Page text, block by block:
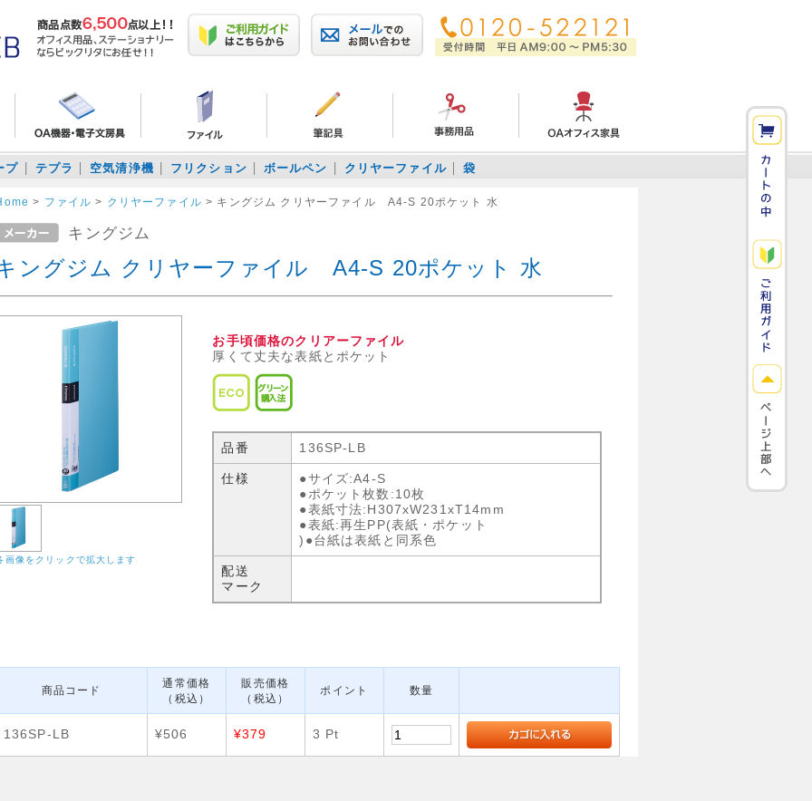
プ テプラ 空気清浄機 フリクション ボールペン クリヤーファイル 袋
> ファイル > クリヤーファイル > キングジム クリヤーファイル A4-S 20ポケット 水
キングジム
ングジム クリヤーファイル A4-S 20ポケット 水
画像をクリックで拡大します
お手頃価格のクリアーファイル
厚くて丈夫な表紙とポケット
品番 136SP-LB
仕様
●サイズ:A4-S
●ポケット枚数:10枚
●表紙寸法:H307xW231xT14mm
●表紙:再生PP(表紙・ポケット
)●台紙は表紙と同系色
配送
マーク
商品コード
通常価格
（税込）
販売価格
（税込）
ポイント 数量
136SP-LB ¥506 ¥379 3 Pt